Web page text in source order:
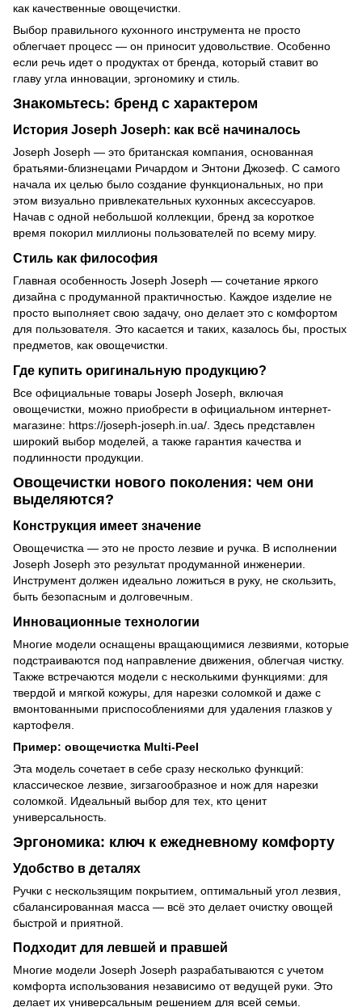
как качественные овощечистки.
Выбор правильного кухонного инструмента не просто
облегчает процесс — он приносит удовольствие. Особенно
если речь идет о продуктах от бренда, который ставит во
главу угла инновации, эргономику и стиль.
Знакомьтесь: бренд с характером
История Joseph Joseph: как всё начиналось
Joseph Joseph — это британская компания, основанная
братьями-близнецами Ричардом и Энтони Джозеф. С самого
начала их целью было создание функциональных, но при
этом визуально привлекательных кухонных аксессуаров.
Начав с одной небольшой коллекции, бренд за короткое
время покорил миллионы пользователей по всему миру.
Стиль как философия
Главная особенность Joseph Joseph — сочетание яркого
дизайна с продуманной практичностью. Каждое изделие не
просто выполняет свою задачу, оно делает это с комфортом
для пользователя. Это касается и таких, казалось бы, простых
предметов, как овощечистки.
Где купить оригинальную продукцию?
Все официальные товары Joseph Joseph, включая
овощечистки, можно приобрести в официальном интернет-
магазине: https://joseph-joseph.in.ua/. Здесь представлен
широкий выбор моделей, а также гарантия качества и
подлинности продукции.
Овощечистки нового поколения: чем они
выделяются?
Конструкция имеет значение
Овощечистка — это не просто лезвие и ручка. В исполнении
Joseph Joseph это результат продуманной инженерии.
Инструмент должен идеально ложиться в руку, не скользить,
быть безопасным и долговечным.
Инновационные технологии
Многие модели оснащены вращающимися лезвиями, которые
подстраиваются под направление движения, облегчая чистку.
Также встречаются модели с несколькими функциями: для
твердой и мягкой кожуры, для нарезки соломкой и даже с
вмонтованными приспособлениями для удаления глазков у
картофеля.
Пример: овощечистка Multi-Peel
Эта модель сочетает в себе сразу несколько функций:
классическое лезвие, зигзагообразное и нож для нарезки
соломкой. Идеальный выбор для тех, кто ценит
универсальность.
Эргономика: ключ к ежедневному комфорту
Удобство в деталях
Ручки с нескользящим покрытием, оптимальный угол лезвия,
сбалансированная масса — всё это делает очистку овощей
быстрой и приятной.
Подходит для левшей и правшей
Многие модели Joseph Joseph разрабатываются с учетом
комфорта использования независимо от ведущей руки. Это
делает их универсальным решением для всей семьи.